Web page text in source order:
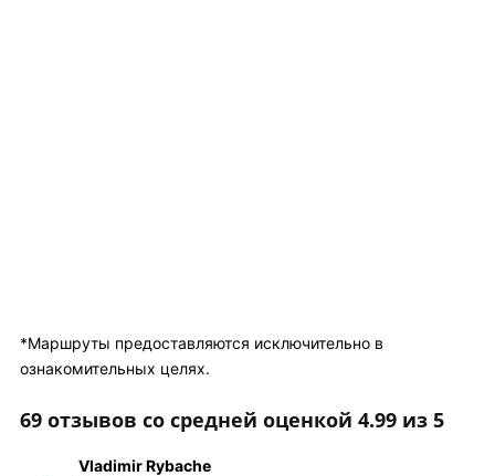
*Маршруты предоставляются исключительно в
ознакомительных целях.
69 отзывов со средней оценкой 4.99 из 5
Vladimir Rybache